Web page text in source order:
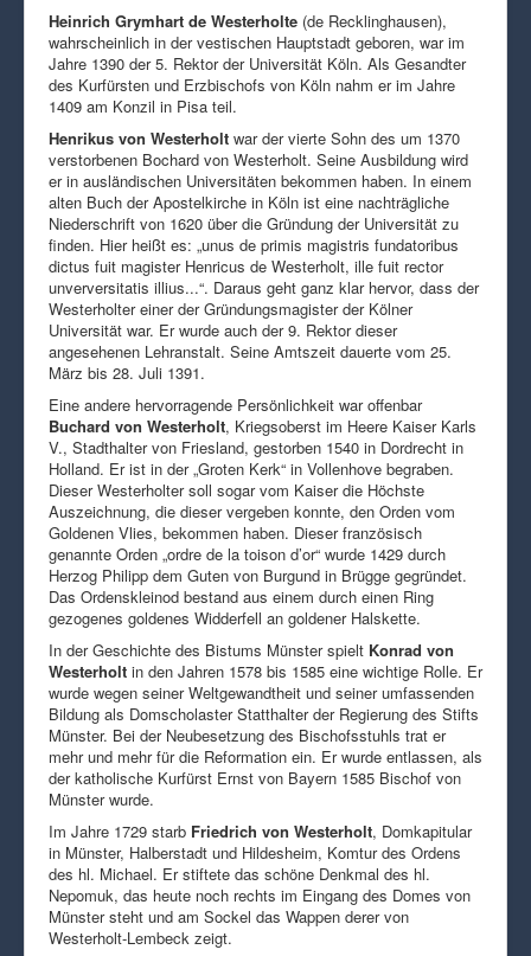
Heinrich Grymhart de Westerholte (de Recklinghausen),
wahrscheinlich in der vestischen Hauptstadt geboren, war im
Jahre 1390 der 5. Rektor der Universität Köln. Als Gesandter
des Kurfürsten und Erzbischofs von Köln nahm er im Jahre
1409 am Konzil in Pisa teil.
Henrikus von Westerholt war der vierte Sohn des um 1370
verstorbenen Bochard von Westerholt. Seine Ausbildung wird
er in ausländischen Universitäten bekommen haben. In einem
alten Buch der Apostelkirche in Köln ist eine nachträgliche
Niederschrift von 1620 über die Gründung der Universität zu
finden. Hier heißt es: „unus de primis magistris fundatoribus
dictus fuit magister Henricus de Westerholt, ille fuit rector
unverversitatis illius...“. Daraus geht ganz klar hervor, dass der
Westerholter einer der Gründungsmagister der Kölner
Universität war. Er wurde auch der 9. Rektor dieser
angesehenen Lehranstalt. Seine Amtszeit dauerte vom 25.
März bis 28. Juli 1391.
Eine andere hervorragende Persönlichkeit war offenbar
Buchard von Westerholt, Kriegsoberst im Heere Kaiser Karls
V., Stadthalter von Friesland, gestorben 1540 in Dordrecht in
Holland. Er ist in der „Groten Kerk“ in Vollenhove begraben.
Dieser Westerholter soll sogar vom Kaiser die Höchste
Auszeichnung, die dieser vergeben konnte, den Orden vom
Goldenen Vlies, bekommen haben. Dieser französisch
genannte Orden „ordre de la toison d’or“ wurde 1429 durch
Herzog Philipp dem Guten von Burgund in Brügge gegründet.
Das Ordenskleinod bestand aus einem durch einen Ring
gezogenes goldenes Widderfell an goldener Halskette.
In der Geschichte des Bistums Münster spielt Konrad von
Westerholt in den Jahren 1578 bis 1585 eine wichtige Rolle. Er
wurde wegen seiner Weltgewandtheit und seiner umfassenden
Bildung als Domscholaster Statthalter der Regierung des Stifts
Münster. Bei der Neubesetzung des Bischofsstuhls trat er
mehr und mehr für die Reformation ein. Er wurde entlassen, als
der katholische Kurfürst Ernst von Bayern 1585 Bischof von
Münster wurde.
Im Jahre 1729 starb Friedrich von Westerholt, Domkapitular
in Münster, Halberstadt und Hildesheim, Komtur des Ordens
des hl. Michael. Er stiftete das schöne Denkmal des hl.
Nepomuk, das heute noch rechts im Eingang des Domes von
Münster steht und am Sockel das Wappen derer von
Westerholt-Lembeck zeigt.